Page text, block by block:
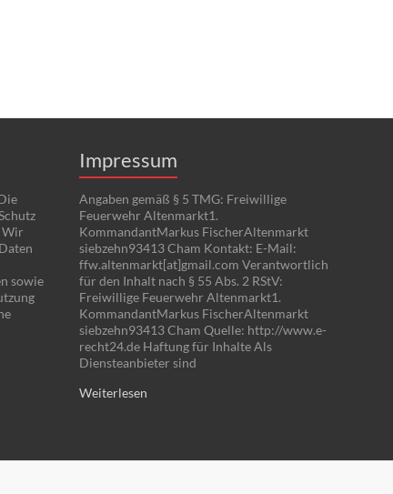
Wir
sowie
Impressum
Angaben gemäß § 5 TMG: Freiwillige
Feuerwehr Altenmarkt1.
KommandantMarkus FischerAltenmarkt
siebzehn93413 Cham Kontakt: E-Mail:
ffw.altenmarkt[at]gmail.com Verantwortlich
für den Inhalt nach § 55 Abs. 2 RStV:
Freiwillige Feuerwehr Altenmarkt1.
KommandantMarkus FischerAltenmarkt
siebzehn93413 Cham Quelle: http://www.e-
recht24.de Haftung für Inhalte Als
Diensteanbieter sind
Weiterlesen